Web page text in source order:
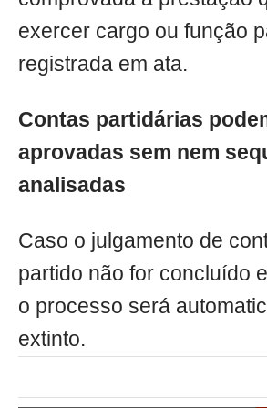
exercer cargo ou função
registrada em ata.
Contas partidárias
aprovadas sem nem
analisadas
Caso o julgamento de
partido não for concluído
o processo será
extinto.